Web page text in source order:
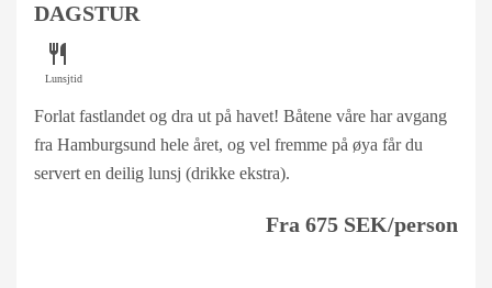
DAGSTUR
restaurant
Lunsjtid
Forlat fastlandet og dra ut på havet! Båtene våre har avgang
fra Hamburgsund hele året, og vel fremme på øya får du
servert en deilig lunsj (drikke ekstra).
Fra 675 SEK/person